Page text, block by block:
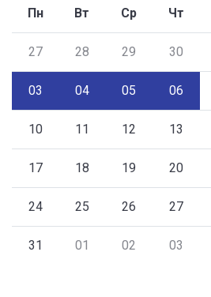
Пн Вт Ср Чт
27 28 29 30
03 04 05 06
10 11 12 13
17 18 19 20
24 25 26 27
31 01 02 03